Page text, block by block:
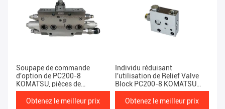
Soupape de commande
d'option de PC200-8
KOMATSU, pièces de
rechange de terrassement
lourdes des machines 2KG
Obtenez le meilleur prix
Individu réduisant
l'utilisation de Relief Valve
Block PC200-8 KOMATSU
d'excavatrice
Obtenez le meilleur prix